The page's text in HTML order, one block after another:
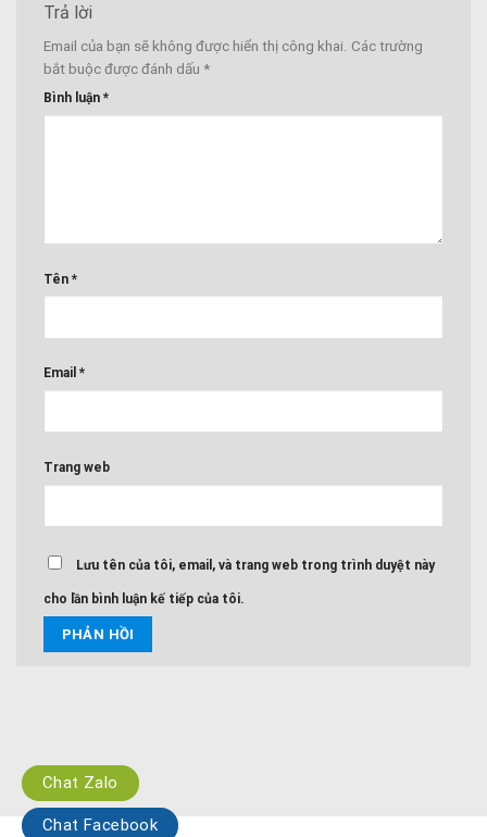
Trả lời
Email của bạn sẽ không được hiển thị công khai. Các trường
bắt buộc được đánh dấu *
Bình luận *
Tên *
Email *
Trang web
Lưu tên của tôi, email, và trang web trong trình duyệt này
cho lần bình luận kế tiếp của tôi.
Chat Zalo
Chat Facebook